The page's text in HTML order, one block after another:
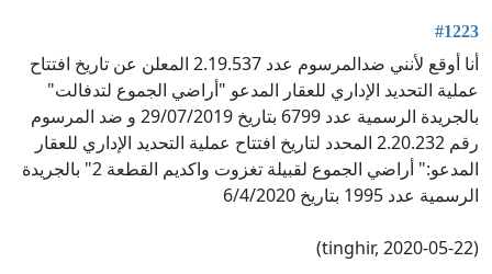
#1223
أنا أوقع لأنني ضدالمرسوم عدد 2.19.537 المعلن عن تاريخ افتتاح
عملية التحديد الإداري للعقار المدعو "أراضي الجموع لتدفالت"
بالجريدة الرسمية عدد 6799 بتاريخ 29/07/2019 و ضد المرسوم
رقم 2.20.232 المحدد لتاريخ افتتاح عملية التحديد الإداري للعقار
المدعو:" أراضي الجموع لقبيلة تغزوت واكديم القطعة 2" بالجريدة
الرسمية عدد 1995 بتاريخ 6/4/2020
(tinghir, 2020-05-22)